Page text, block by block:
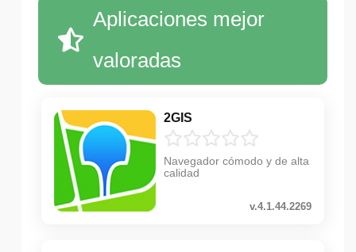
Aplicaciones mejor
valoradas
2GIS
Navegador cómodo y de alta
calidad
v.4.1.44.2269